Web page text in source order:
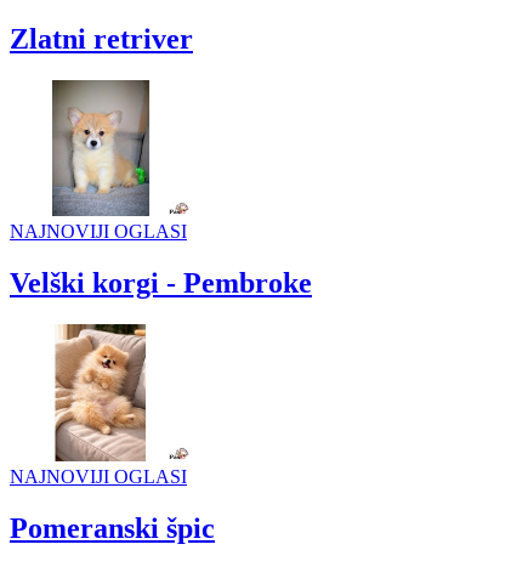
Zlatni retriver
NAJNOVIJI OGLASI
Velški korgi - Pembroke
NAJNOVIJI OGLASI
Pomeranski špic